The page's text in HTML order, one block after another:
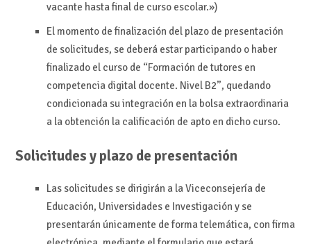
vacante hasta final de curso escolar.»)
El momento de finalización del plazo de presentación
de solicitudes, se deberá estar participando o haber
finalizado el curso de “Formación de tutores en
competencia digital docente. Nivel B2”, quedando
condicionada su integración en la bolsa extraordinaria
a la obtención la calificación de apto en dicho curso.
Solicitudes y plazo de presentación
Las solicitudes se dirigirán a la Viceconsejería de
Educación, Universidades e Investigación y se
presentarán únicamente de forma telemática, con firma